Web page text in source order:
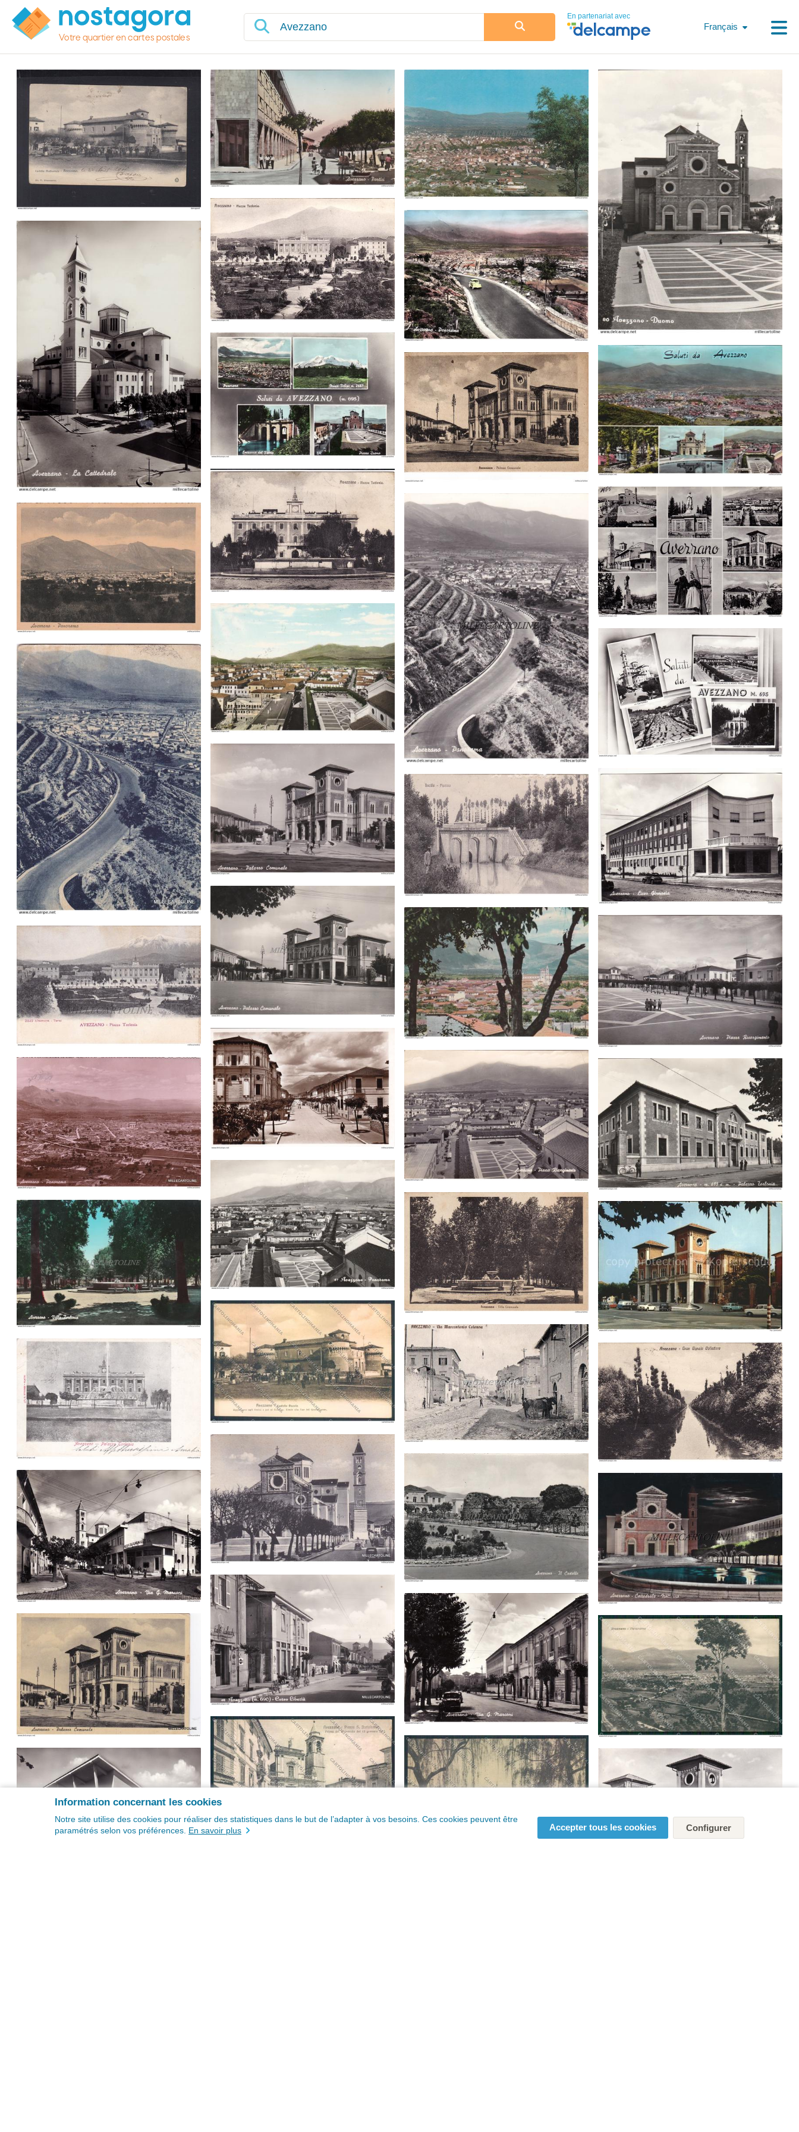
Votre quartier en cartes postales
En partenariat avec
Français
Information concernant les cookies
Notre site utilise des cookies pour réaliser des statistiques dans le but de l’adapter à vos besoins. Ces cookies peuvent être
paramétrés selon vos préférences. En savoir plus Accepter tous les cookies Configurer